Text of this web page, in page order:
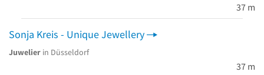
37 m
Sonja Kreis - Unique Jewellery
Juwelier in Düsseldorf
37 m